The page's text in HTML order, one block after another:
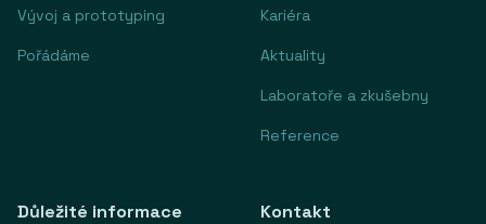
Vývoj a prototyping
Pořádáme
Kariéra
Aktuality
Laboratoře a zkušebny
Reference
Důležité informace Kontakt